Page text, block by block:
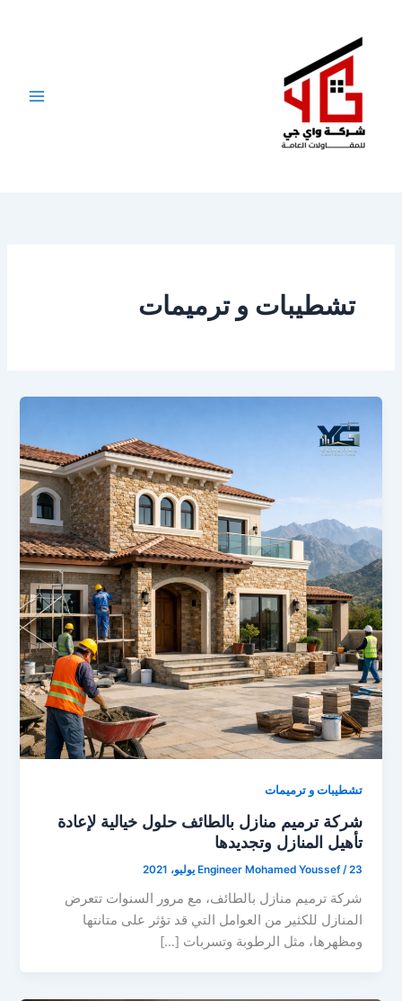
المحتوى
تشطيبات و ترميمات
تشطيبات و ترميمات
شركة ترميم منازل بالطائف حلول خيالية لإعادة
تأهيل المنازل وتجديدها
Engineer Mohamed Youssef /23 يوليو، 2021
شركة ترميم منازل بالطائف، مع مرور السنوات تتعرض
المنازل للكثير من العوامل التي قد تؤثر على متانتها
ومظهرها، مثل الرطوبة وتسربات […]